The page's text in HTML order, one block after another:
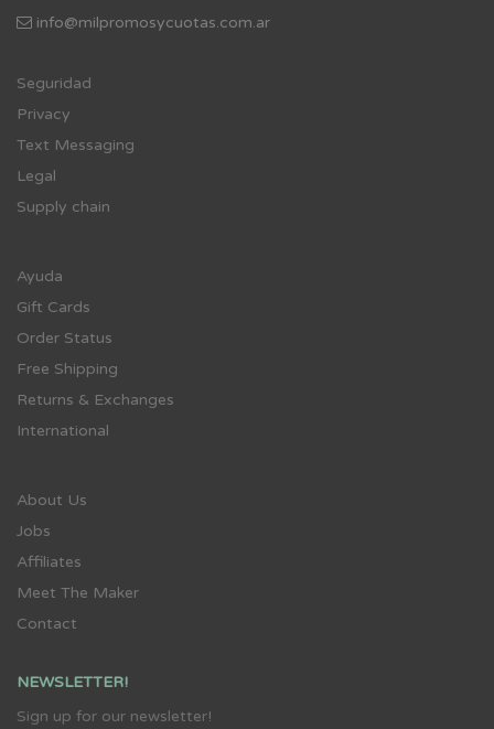
info@milpromosycuotas.com.ar
Seguridad
Privacy
Text Messaging
Legal
Supply chain
Ayuda
Gift Cards
Order Status
Free Shipping
Returns & Exchanges
International
About Us
Jobs
Affiliates
Meet The Maker
Contact
NEWSLETTER!
Sign up for our newsletter!